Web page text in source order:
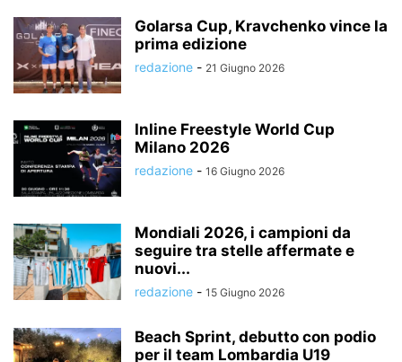
Golarsa Cup, Kravchenko vince la
prima edizione
redazione - 21 Giugno 2026
Inline Freestyle World Cup
Milano 2026
redazione - 16 Giugno 2026
Mondiali 2026, i campioni da
seguire tra stelle affermate e
nuovi...
redazione - 15 Giugno 2026
Beach Sprint, debutto con podio
per il team Lombardia U19